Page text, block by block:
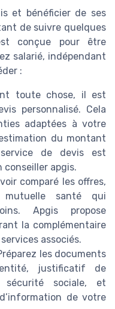
et bénéficier de ses
de suivre quelques
conçue pour être
salarié, indépendant
:
toute chose, il est
personnalisé. Cela
adaptées à votre
du montant
de devis est
conseiller apgis.
comparé les offres,
santé qui
Apgis propose
la complémentaire
associés.
les documents
justificatif de
sociale, et
de votre